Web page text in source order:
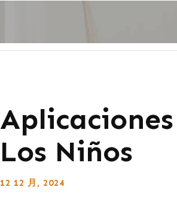
Los Niños
12 12 月, 2024